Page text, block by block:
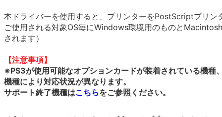
本ドライバーを使用すると、プリンターをPostScriptプリン
ご使用される対象OS毎にWindows環境用のものと
されます）
【注意事項】
※PS3が使用可能なオプションカードが装着されている機種
機種により対応状況が異なります。
サポート終了機種はこちらをご参照ください。